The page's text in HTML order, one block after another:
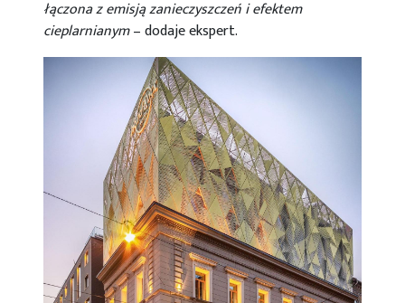
łączona z emisją zanieczyszczeń i efektem
cieplarnianym– dodaje ekspert.